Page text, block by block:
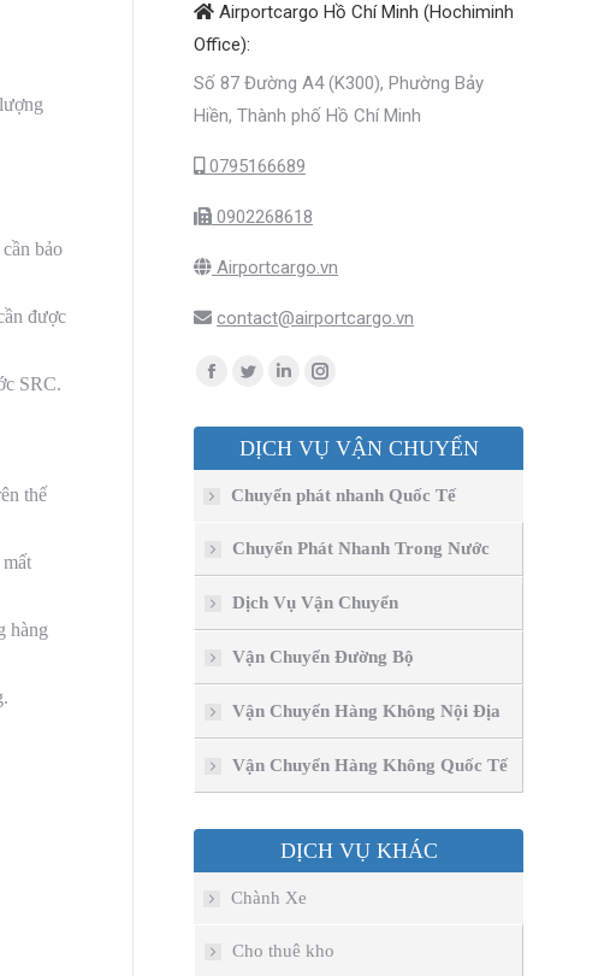
bảo
được
SRC.
thế
hàng
Airportcargo Hồ Chí Minh (Hochiminh
Office):
Số 87 Đường A4 (K300), Phường Bảy
Hiền, Thành phố Hồ Chí Minh
0795166689
0902268618
Airportcargo.vn
contact@airportcargo.vn
Find us on:
Facebook
opens
window
Twitter
opens
new
window
Linkedin
opens
new
window
Instagram
opens
window
DỊCH VỤ VẬN CHUYỂN
Chuyển phát nhanh Quốc Tế
Chuyển Phát Nhanh Trong Nước
Dịch Vụ Vận Chuyển
Vận Chuyển Đường Bộ
Vận Chuyển Hàng Không Nội Địa
Vận Chuyển Hàng Không Quốc Tế
DỊCH VỤ KHÁC
Chành Xe
Cho thuê kho